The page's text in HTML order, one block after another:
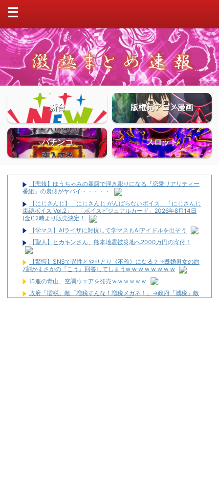
新台 版権元アニメ漫画
パチンコ スロット
【悲報】ゆうちゃみの暴露で浮き彫りになる『恋愛リアリティー
番組』の裏側がヤバイ・・・・・
【にじさんじ】「にじさんじ がんばらないボイス」「にじさんじ
束縛ボイス Vol.2」、「ボイスビジュアルカード」2026年8月14日
(金)12時より販売決定！
【学マス】AIライザに対抗して学マスもAIアイドルを出そう
【聖人】ヒカキンさん、熊本地震被災地へ2000万円の寄付！
【驚愕】SNSで異性とやりとり《不倫》になる？→既婚男女の約
7割がまさかの『こう』回答してしまうw w w w w w w w
洋服の青山、空調ウェアを発売ｗｗｗｗｗｗ
政府「増税」敵「増税すんな！増税メガネ！」→政府「減税」敵
「減税すんな！社会保障どうなる！」